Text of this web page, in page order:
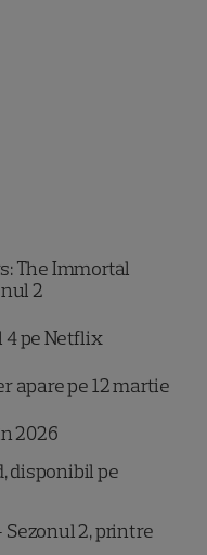
The Immortal
2
4 pe Netflix
apare pe 12 martie
2026
disponibil pe
2, printre